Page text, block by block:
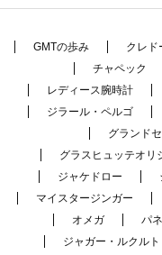
GMTの歩み クレド
チャペック
レディース腕時計
ジラール・ペルゴ
グランド
グラスヒュッテオリ
ジャケドロー
マイスタージンガー
オメガ
パ
ジャガー・ルクルト